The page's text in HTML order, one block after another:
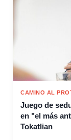
CAMINO AL
Juego de
en "el más
Tokatlian